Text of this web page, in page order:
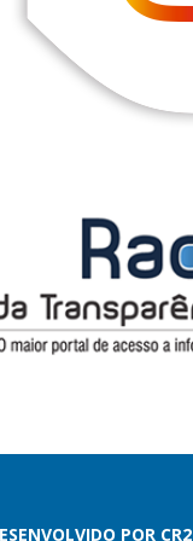
POR CR2